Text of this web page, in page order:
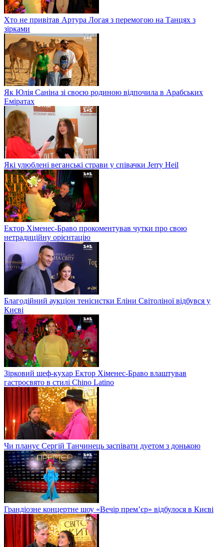
Хто не привітав Артура Логая з перемогою на Танцях з
зірками
Як Юлія Саніна зі своєю родиною відпочила в Арабських
Еміратах
Які улюблені веганські страви у співачки Jerry Heil
Ектор Хіменес-Браво прокоментував чутки про свою
нетрадиційну орієнтацію
Благодійний аукціон тенісистки Еліни Світоліної відбувся у
Києві
Зірковий шеф-кухар Ектор Хіменес-Браво влаштував
гастросвято в стилі Chino Latino
Чи планує Сергій Танчинець заспівати дуетом з донькою
Грандіозне концертне шоу «Вечір прем’єр» відбулося в Києві